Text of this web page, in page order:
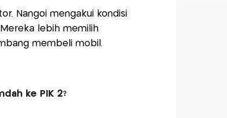
Nangoi mengakui kondisi
lebih memilih
membeli mobil.
ke PIK 2?